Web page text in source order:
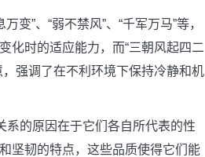
变”、“弱不禁风”、“千军万马”等，
化时的适应能力，而“三朝风起四二
强调了在不利环境下保持冷静和机
系的原因在于它们各自所代表的性
坚韧的特点，这些品质使得它们能